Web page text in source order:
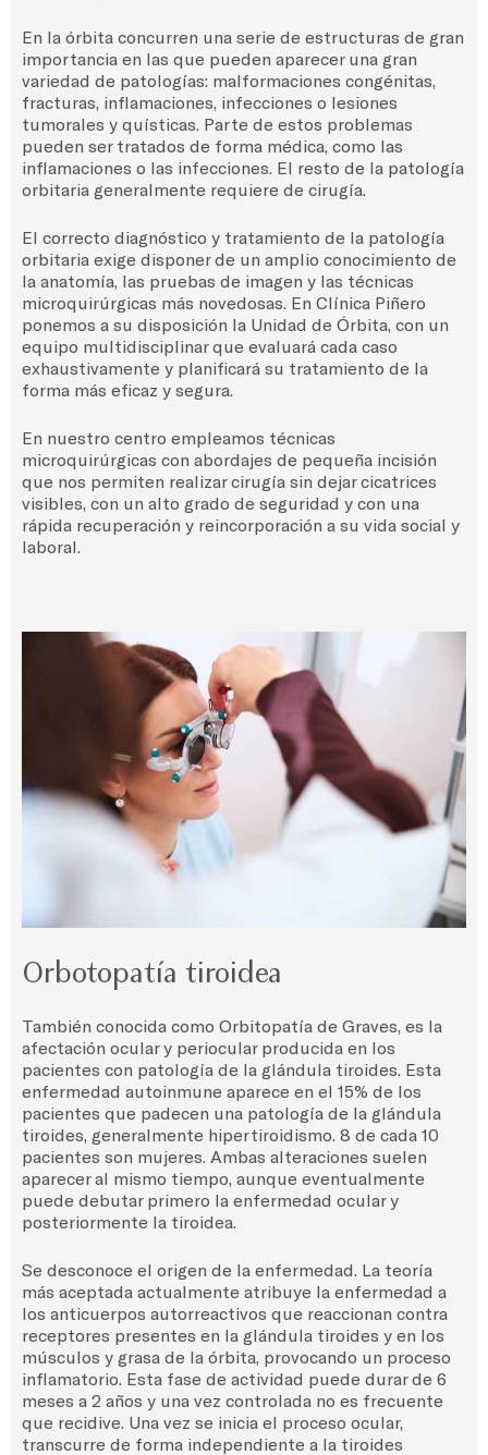
En la órbita concurren una serie de estructuras de gran
importancia en las que pueden aparecer una gran
variedad de patologías: malformaciones congénitas,
fracturas, inflamaciones, infecciones o lesiones
tumorales y quísticas. Parte de estos problemas
pueden ser tratados de forma médica, como las
inflamaciones o las infecciones. El resto de la patología
orbitaria generalmente requiere de cirugía.
El correcto diagnóstico y tratamiento de la patología
orbitaria exige disponer de un amplio conocimiento de
la anatomía, las pruebas de imagen y las técnicas
microquirúrgicas más novedosas. En Clínica Piñero
ponemos a su disposición la Unidad de Órbita, con un
equipo multidisciplinar que evaluará cada caso
exhaustivamente y planificará su tratamiento de la
forma más eficaz y segura.
En nuestro centro empleamos técnicas
microquirúrgicas con abordajes de pequeña incisión
que nos permiten realizar cirugía sin dejar cicatrices
visibles, con un alto grado de seguridad y con una
rápida recuperación y reincorporación a su vida social y
laboral.
Orbotopatía tiroidea
También conocida como Orbitopatía de Graves, es la
afectación ocular y periocular producida en los
pacientes con patología de la glándula tiroides. Esta
enfermedad autoinmune aparece en el 15% de los
pacientes que padecen una patología de la glándula
tiroides, generalmente hipertiroidismo. 8 de cada 10
pacientes son mujeres. Ambas alteraciones suelen
aparecer al mismo tiempo, aunque eventualmente
puede debutar primero la enfermedad ocular y
posteriormente la tiroidea.
Se desconoce el origen de la enfermedad. La teoría
más aceptada actualmente atribuye la enfermedad a
los anticuerpos autorreactivos que reaccionan contra
receptores presentes en la glándula tiroides y en los
músculos y grasa de la órbita, provocando un proceso
inflamatorio. Esta fase de actividad puede durar de 6
meses a 2 años y una vez controlada no es frecuente
que recidive. Una vez se inicia el proceso ocular,
transcurre de forma independiente a la tiroides